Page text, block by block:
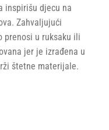
inspirišu djecu na
Zahvaljujući
prenosi u ruksaku ili
jer je izrađena u
štetne materijale.